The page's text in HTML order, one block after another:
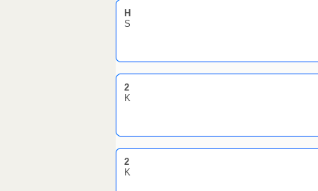
H
S
2
K
2
K